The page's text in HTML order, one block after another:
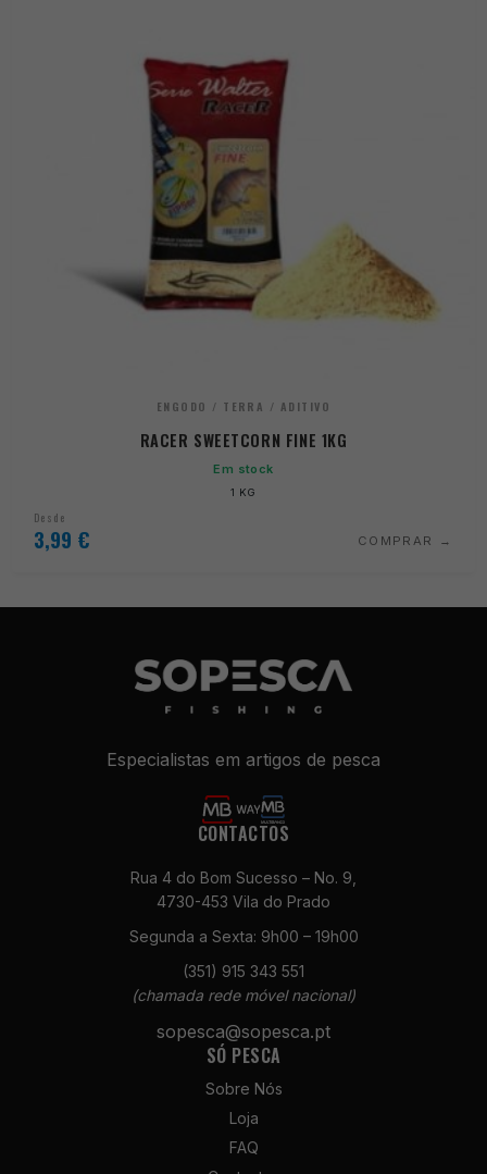
ENGODO / TERRA / ADITIVO
RACER SWEETCORN FINE 1KG
Em stock
1 KG
Desde
3,99 € COMPRAR
Especialistas em artigos de pesca
CONTACTOS
Rua 4 do Bom Sucesso – No. 9,
4730-453 Vila do Prado
Segunda a Sexta: 9h00 – 19h00
(351) 915 343 551
(chamada rede móvel nacional)
sopesca@sopesca.pt
SÓ PESCA
Sobre Nós
Loja
FAQ
Necessários
necessários
funcionamento
do site.
Estatísticas
Para que
melhorar a
funcionalidade
do site, com
base na forma